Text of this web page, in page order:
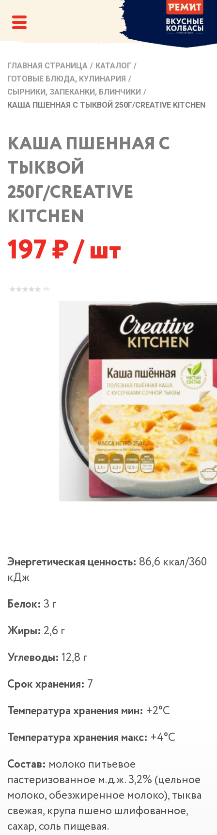
ГЛАВНАЯ СТРАНИЦА / КАТАЛОГ /
ГОТОВЫЕ БЛЮДА, КУЛИНАРИЯ /
СЫРНИКИ, ЗАПЕКАНКИ, БЛИНЧИКИ /
КАША ПШЕННАЯ С ТЫКВОЙ 250Г/CREATIVE KITCHEN
КАША ПШЕННАЯ С
ТЫКВОЙ
250Г/CREATIVE
KITCHEN
197 / шт
( 0 )
Энергетическая ценность: 86,6 ккал/360
кДж
Белок: 3 г
Жиры: 2,6 г
Углеводы: 12,8 г
Срок хранения: 7
Температура хранения мин: +2°С
Температура хранения макс: +4°С
Состав: молоко питьевое
пастеризованное м.д.ж. 3,2% (цельное
молоко, обезжиренное молоко), тыква
свежая, крупа пшено шлифованное,
сахар, соль пищевая.